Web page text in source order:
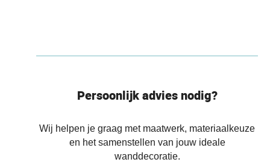
Persoonlijk advies nodig?
Wij helpen je graag met maatwerk, materiaalkeuze
en het samenstellen van jouw ideale
wanddecoratie.